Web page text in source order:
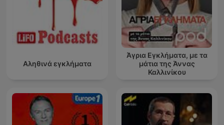
Αληθινά εγκλήματα
Άγρια Εγκλήματα, με τα
μάτια της Άννας
Καλλινίκου